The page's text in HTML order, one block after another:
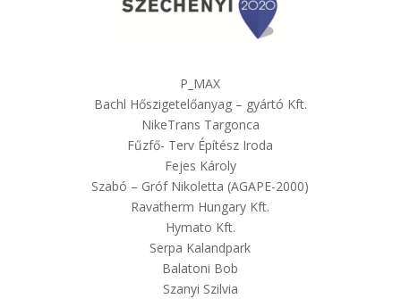
P_MAX
Bachl Hőszigetelőanyag – gyártó Kft.
NikeTrans Targonca
Fűzfő- Terv Építész Iroda
Fejes Károly
Szabó – Gróf Nikoletta (AGAPE-2000)
Ravatherm Hungary Kft.
Hymato Kft.
Serpa Kalandpark
Balatoni Bob
Szanyi Szilvia